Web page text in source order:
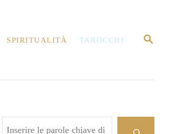
R
R
SPIRITUALITÀ TAROCCHI
C